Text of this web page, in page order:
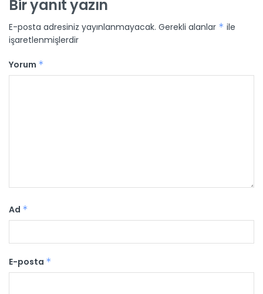
Bir yanıt yazın
E-posta adresiniz yayınlanmayacak. Gerekli alanlar * ile
işaretlenmişlerdir
Yorum *
Ad *
E-posta *